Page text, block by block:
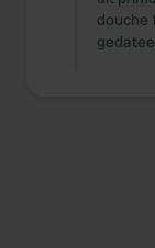
douche